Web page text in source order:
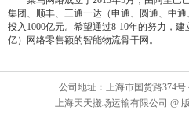
集团、顺丰、三通一达（申通、圆通、中
投入1000亿元。希望通过8-10年的努力，
亿）网络零售额的智能物流骨干网。
公司地址：上海市国货路374号
上海天天搬场运输有限公司 @